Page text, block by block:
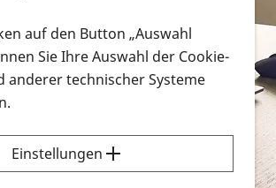
in verschiedenen
Ort
wie Sie nach Infonmaterial
bestellen bzw. herunterladen
Sie sich dieErklärvideos zum
auf den Button „Auswahl
Sie Ihre Auswahl der Cookie-
anderer technischer Systeme
Einstellungen